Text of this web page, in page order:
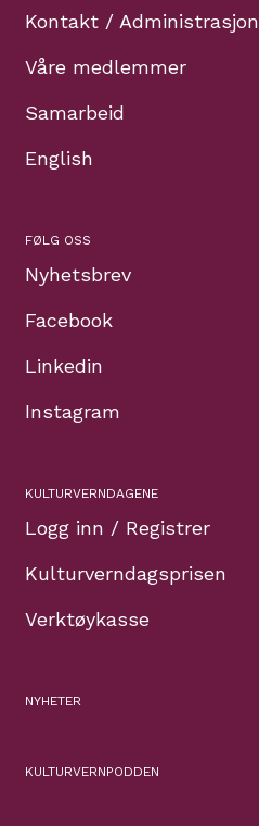
Kontakt / Administrasjon
Våre medlemmer
Samarbeid
English
FØLG OSS
Nyhetsbrev
Facebook
Linkedin
Instagram
KULTURVERNDAGENE
Logg inn / Registrer
Kulturverndagsprisen
Verktøykasse
NYHETER
KULTURVERNPODDEN